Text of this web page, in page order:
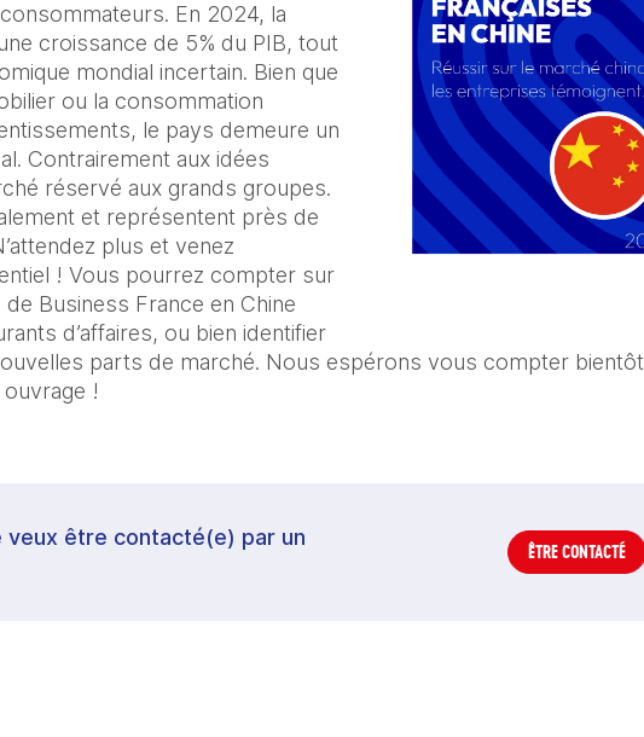
En 2024, la
croissance de 5% du PIB, tout
mondial incertain. Bien que
ou la consommation
le pays demeure un
Contrairement aux idées
réservé aux grands groupes.
et représentent près de
plus et venez
! Vous pourrez compter sur
Business France en Chine
d’affaires, ou bien identifier
parts de marché. Nous espérons vous compter bientôt
!
veux être contacté(e) par un
ÊTRE CONTACTÉ